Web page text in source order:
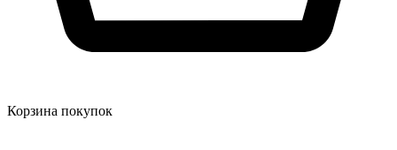
Корзина покупок